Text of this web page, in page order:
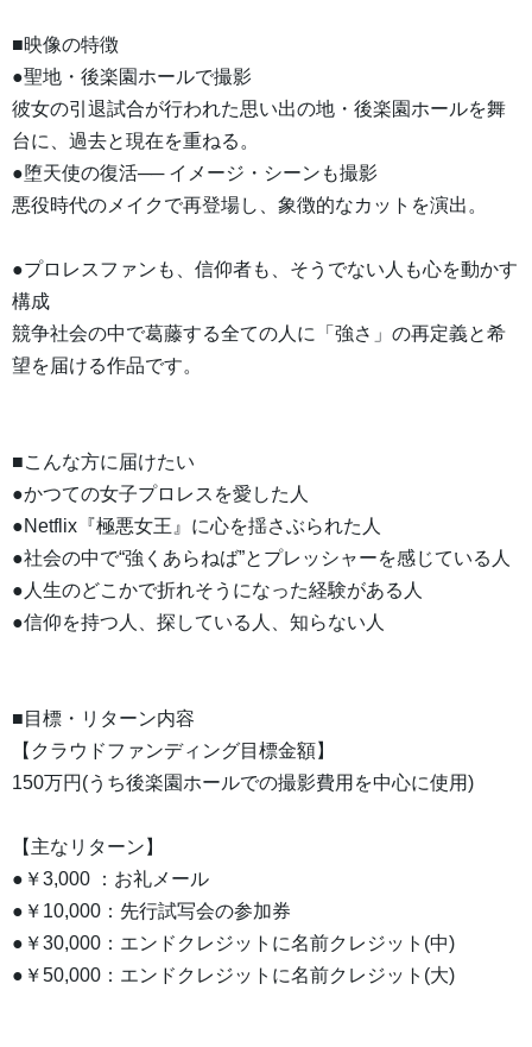
■映像の特徴
●聖地・後楽園ホールで撮影
彼女の引退試合が行われた思い出の地・後楽園ホールを舞
台に、過去と現在を重ねる。
●堕天使の復活── イメージ・シーンも撮影
悪役時代のメイクで再登場し、象徴的なカットを演出。
●プロレスファンも、信仰者も、そうでない人も心を動かす
構成
競争社会の中で葛藤する全ての人に「強さ」の再定義と希
望を届ける作品です。
■こんな方に届けたい
●かつての女子プロレスを愛した人
●Netflix『極悪女王』に心を揺さぶられた人
●社会の中で“強くあらねば”とプレッシャーを感じている人
●人生のどこかで折れそうになった経験がある人
●信仰を持つ人、探している人、知らない人
■目標・リターン内容
【クラウドファンディング目標金額】
150万円(うち後楽園ホールでの撮影費用を中心に使用)
【主なリターン】
●￥3,000 ：お礼メール
●￥10,000：先行試写会の参加券
●￥30,000：エンドクレジットに名前クレジット(中)
●￥50,000：エンドクレジットに名前クレジット(大)